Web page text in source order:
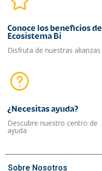
Conoce los beneficios de
Ecosistema Bi
Disfruta de nuestras alianzas
¿Necesitas ayuda?​
Descubre nuestro centro de
ayuda
Sobre Nosotros